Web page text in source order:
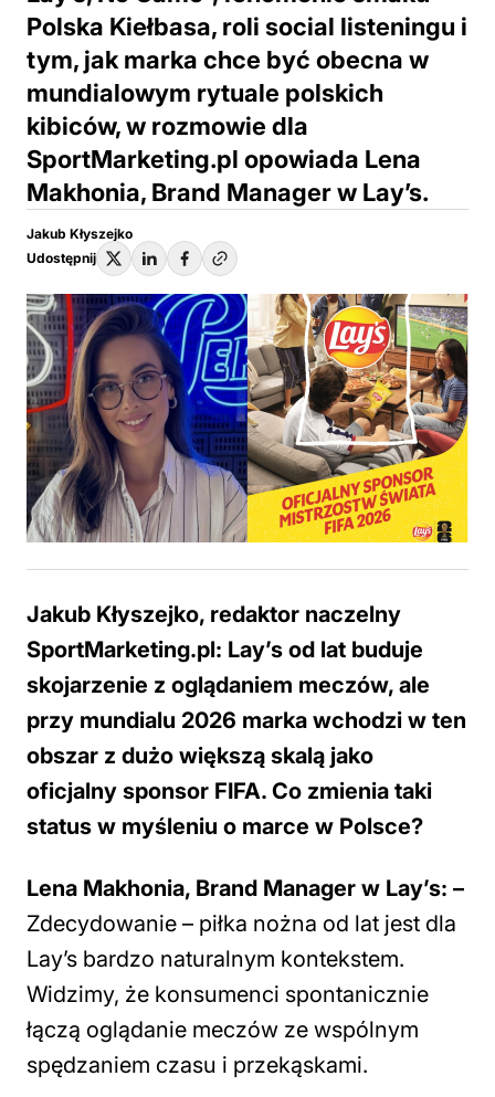
Polska Kiełbasa, roli social listeningu i
tym, jak marka chce być obecna w
mundialowym rytuale polskich
kibiców, w rozmowie dla
SportMarketing.pl opowiada Lena
Makhonia, Brand Manager w Lay’s.
Jakub Kłyszejko
Udostępnij
Jakub Kłyszejko, redaktor naczelny
SportMarketing.pl: Lay’s od lat buduje
skojarzenie z oglądaniem meczów, ale
przy mundialu 2026 marka wchodzi w ten
obszar z dużo większą skalą jako
oficjalny sponsor FIFA. Co zmienia taki
status w myśleniu o marce w Polsce?
Lena Makhonia, Brand Manager w Lay’s: –
Zdecydowanie – piłka nożna od lat jest dla
Lay’s bardzo naturalnym kontekstem.
Widzimy, że konsumenci spontanicznie
łączą oglądanie meczów ze wspólnym
spędzaniem czasu i przekąskami.